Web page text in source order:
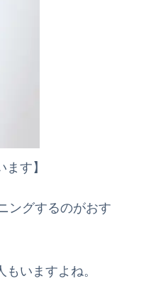
す】
ングするのがおす
いますよね。